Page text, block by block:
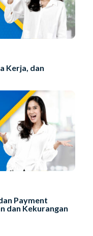
Kerja, dan
Payment
dan Kekurangan